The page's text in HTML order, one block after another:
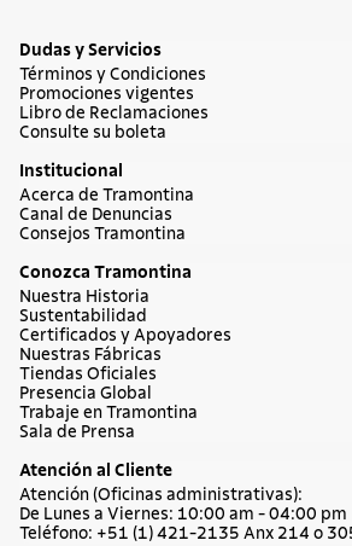
Dudas y Servicios
Términos y Condiciones
Promociones vigentes
Libro de Reclamaciones
Consulte su boleta
Institucional
Acerca de Tramontina
Canal de Denuncias
Consejos Tramontina
Conozca Tramontina
Nuestra Historia
Sustentabilidad
Certificados y Apoyadores
Nuestras Fábricas
Tiendas Oficiales
Presencia Global
Trabaje en Tramontina
Sala de Prensa
Atención al Cliente
Atención (Oficinas administrativas):
De Lunes a Viernes: 10:00 am - 04:00 pm
Teléfono: +51 (1) 421-2135 Anx 214 o